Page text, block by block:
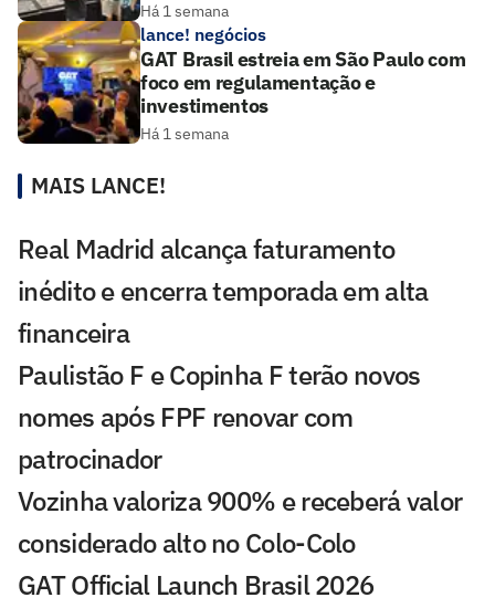
Há 1 semana
lance! negócios
GAT Brasil estreia em São Paulo com
foco em regulamentação e
investimentos
Há 1 semana
MAIS LANCE!
Real Madrid alcança faturamento
inédito e encerra temporada em alta
financeira
Paulistão F e Copinha F terão novos
nomes após FPF renovar com
patrocinador
Vozinha valoriza 900% e receberá valor
considerado alto no Colo-Colo
GAT Official Launch Brasil 2026